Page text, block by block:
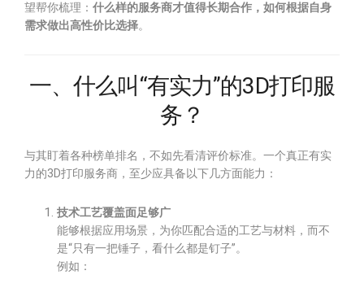
望帮你梳理： 什么样的服务商才值得长期合作，如何根据自身
需求做出高性价比选择。
一、什么叫“有实力”的3D打印服
务？
与其盯着各种榜单排名，不如先看清评价标准。一个真正有实
力的3D打印服务商，至少应具备以下几方面能力：
技术工艺覆盖面足够广
能够根据应用场景，为你匹配合适的工艺与材料，而不
是“只有一把锤子，看什么都是钉子”。
例如：